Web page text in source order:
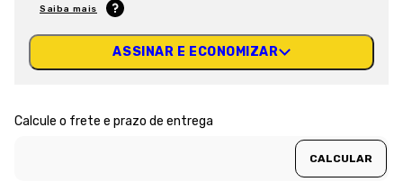
Saiba mais
ASSINAR E ECONOMIZAR